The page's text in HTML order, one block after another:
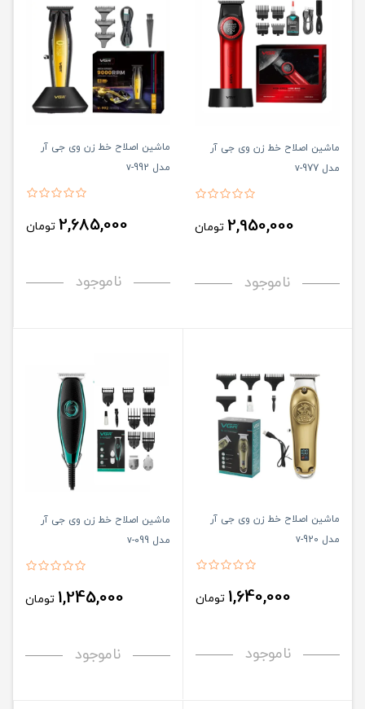
ماشین اصلاح خط زن وی جی آر
مدل v-977
2,950,000 تومان
ناموجود
ماشین اصلاح خط زن وی جی آر
مدل v-992
2,685,000 تومان
ناموجود
ماشین اصلاح خط زن وی جی آر
مدل v-920
1,640,000 تومان
ناموجود
ماشین اصلاح خط زن وی جی آر
مدل v-099
1,245,000 تومان
ناموجود